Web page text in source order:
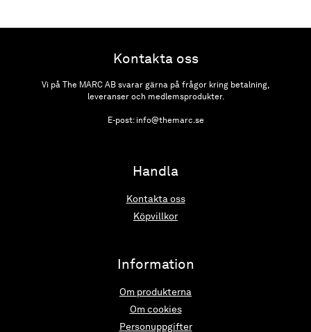
Kontakta oss
Vi på The MARC AB svarar gärna på frågor kring betalning,
leveranser och medlemsprodukter.
E-post: info@themarc.se
Handla
Kontakta oss
Köpvillkor
Information
Om produkterna
Om cookies
Personuppgifter